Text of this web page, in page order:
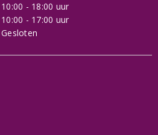
10:00 - 18:00 uur
10:00 - 17:00 uur
Gesloten